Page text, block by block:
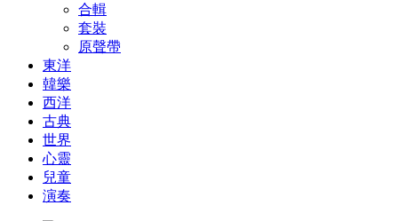
合輯
套裝
原聲帶
東洋
韓樂
西洋
古典
世界
心靈
兒童
演奏